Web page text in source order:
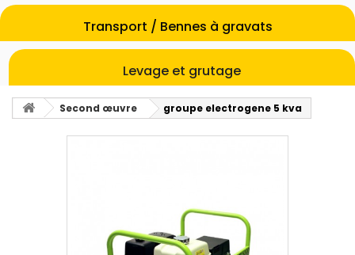
Transport / Bennes à gravats
Levage et grutage
Second œuvre groupe electrogene 5 kva